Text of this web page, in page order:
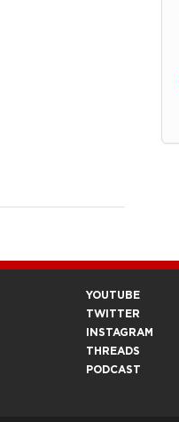
YOUTUBE
TWITTER
INSTAGRAM
THREADS
PODCAST